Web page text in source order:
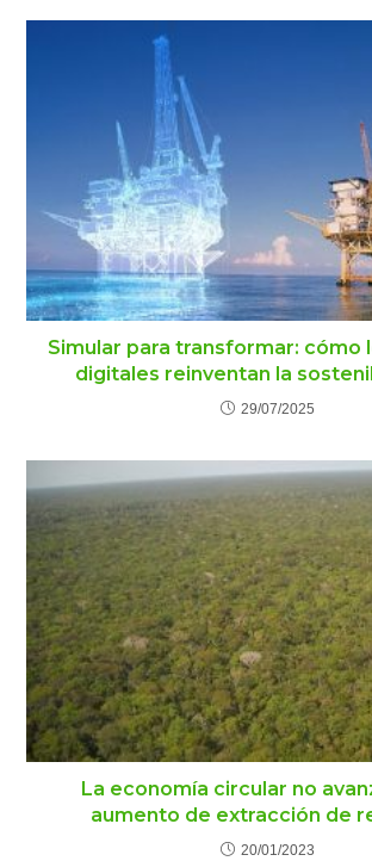
Simular para transformar: cómo
digitales reinventan la
29/07/2025
La economía circular no
aumento de extracción de
20/01/2023